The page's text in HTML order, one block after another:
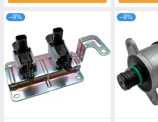
–9% –9%